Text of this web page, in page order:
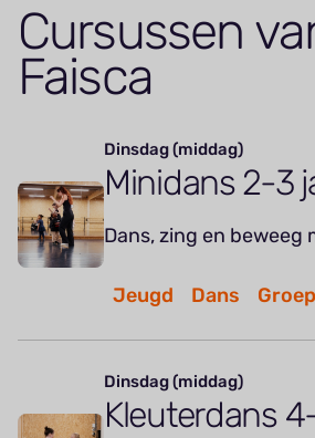
Cursussen
Faisca
Dinsdag (middag)
Minidans 2-3
Dans, zing en beweeg
Jeugd Dans
Dinsdag (middag)
Kleuterdans